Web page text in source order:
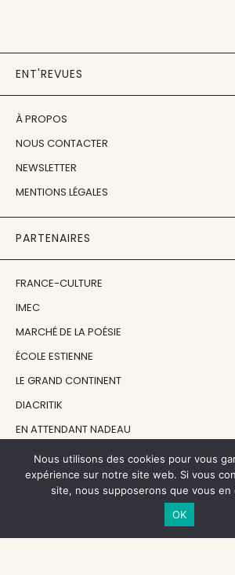
ENT'REVUES
À PROPOS
NOUS CONTACTER
NEWSLETTER
MENTIONS LÉGALES
PARTENAIRES
FRANCE-CULTURE
IMEC
MARCHÉ DE LA POÉSIE
ÉCOLE ESTIENNE
LE GRAND CONTINENT
DIACRITIK
EN ATTENDANT NADEAU
NOS SOUTIENS
Nous utilisons des cookies pour vous
expérience sur notre site web. Si vous
site, nous supposerons que vous en
OK